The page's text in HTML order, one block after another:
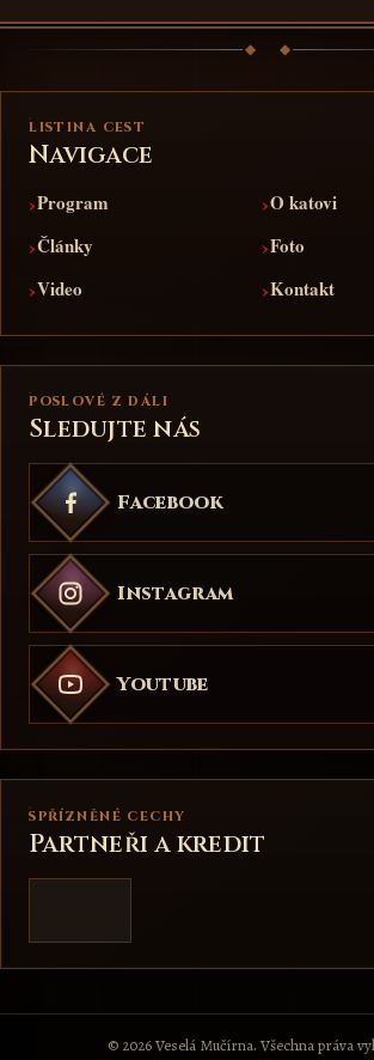
LISTINA CEST
Navigace
›Program ›O katovi
›Články ›Foto
›Video ›Kontakt
POSLOVÉ Z DÁLI
Sledujte nás
Facebook
Instagram
Youtube
SPŘÍZNĚNÉ CECHY
Partneři a kredit
© 2026 Veselá Mučírna. Všechna práva